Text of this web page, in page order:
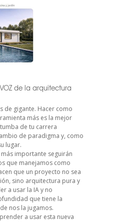
de la arquitectura
de gigante. Hacer como
más es la mejor
de tu carrera
de paradigma y, como
lugar.
importante seguirán
que manejamos como
que un proyecto no sea
sino arquitectura pura y
a usar la IA y no
que tiene la
nos la jugamos.
a usar esta nueva